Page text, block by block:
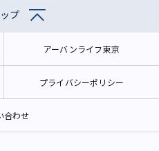
プ
アーバンライフ東京
プライバシーポリシー
合わせ